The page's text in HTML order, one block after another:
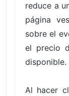
reduce a
página
sobre el
el precio
disponible.
Al hacer